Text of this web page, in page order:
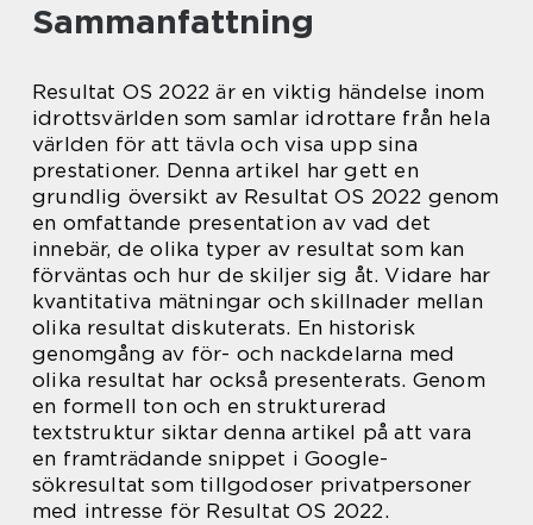
Sammanfattning
Resultat OS 2022 är en viktig händelse inom
idrottsvärlden som samlar idrottare från hela
världen för att tävla och visa upp sina
prestationer. Denna artikel har gett en
grundlig översikt av Resultat OS 2022 genom
en omfattande presentation av vad det
innebär, de olika typer av resultat som kan
förväntas och hur de skiljer sig åt. Vidare har
kvantitativa mätningar och skillnader mellan
olika resultat diskuterats. En historisk
genomgång av för- och nackdelarna med
olika resultat har också presenterats. Genom
en formell ton och en strukturerad
textstruktur siktar denna artikel på att vara
en framträdande snippet i Google-
sökresultat som tillgodoser privatpersoner
med intresse för Resultat OS 2022.